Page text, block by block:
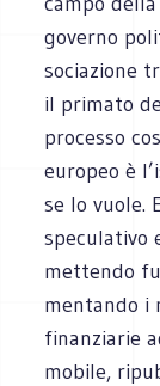
governo
so­cia­zione
il pri­mato
pro­cesso
euro­peo è
se lo vuole.
spe­cu­la­tivo
met­tendo
men­tando i
finan­zia­rie
mobile,